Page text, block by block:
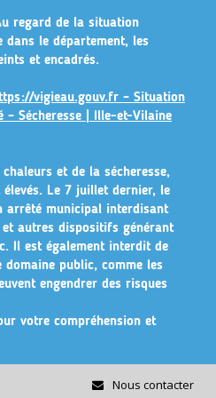
regard de la situation
dans le département, les
et encadrés.
vigieau.gouv.fr – Situation
– Sécheresse | Ille-et-Vilaine
et de la sécheresse,
élevés. Le 7 juillet dernier, le
arrêté municipal interdisant
et autres dispositifs générant
. Il est également interdit de
public, comme les
engendrer des risques
votre compréhension et
Nous contacter